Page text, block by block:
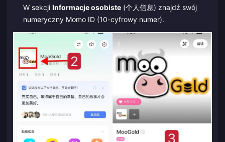
W sekcji Informacje osobiste(个人信息) znajdź swój
numeryczny Momo ID (10-cyfrowy numer).